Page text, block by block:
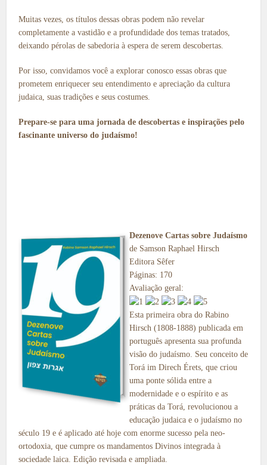
Muitas vezes, os títulos dessas obras podem não revelar
completamente a vastidão e a profundidade dos temas tratados,
deixando pérolas de sabedoria à espera de serem descobertas.
Por isso, convidamos você a explorar conosco essas obras que
prometem enriquecer seu entendimento e apreciação da cultura
judaica, suas tradições e seus costumes.
Prepare-se para uma jornada de descobertas e inspirações pelo
fascinante universo do judaísmo!
Dezenove Cartas sobre Judaísmo
de Samson Raphael Hirsch
Editora Sêfer
Páginas: 170
Avaliação geral:
Esta primeira obra do Rabino
Hirsch (1808-1888) publicada em
português apresenta sua profunda
visão do judaísmo. Seu conceito de
Torá im Direch Érets, que criou
uma ponte sólida entre a
modernidade e o espírito e as
práticas da Torá, revolucionou a
educação judaica e o judaísmo no
século 19 e é aplicado até hoje com enorme sucesso pela neo-
ortodoxia, que cumpre os mandamentos Divinos integrada à
sociedade laica. Edição revisada e ampliada.